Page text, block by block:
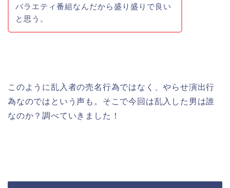
バラエティ番組なんだから盛り盛りで良い
と思う。
このように乱入者の売名行為ではなく、やらせ演出行
為なのではという声も。そこで今回は乱入した男は誰
なのか？調べていきました！